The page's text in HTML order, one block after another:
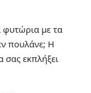
φυτώρια με τα
πουλάνε; Η
εκπλήξει